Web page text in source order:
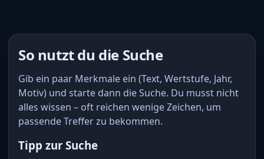
So nutzt du die Suche
Gib ein paar Merkmale ein (Text, Wertstufe, Jahr,
Motiv) und starte dann die Suche. Du musst nicht
alles wissen – oft reichen wenige Zeichen, um
passende Treffer zu bekommen.
Tipp zur Suche